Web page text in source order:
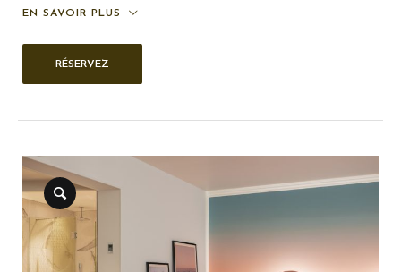
EN SAVOIR PLUS
RÉSERVEZ